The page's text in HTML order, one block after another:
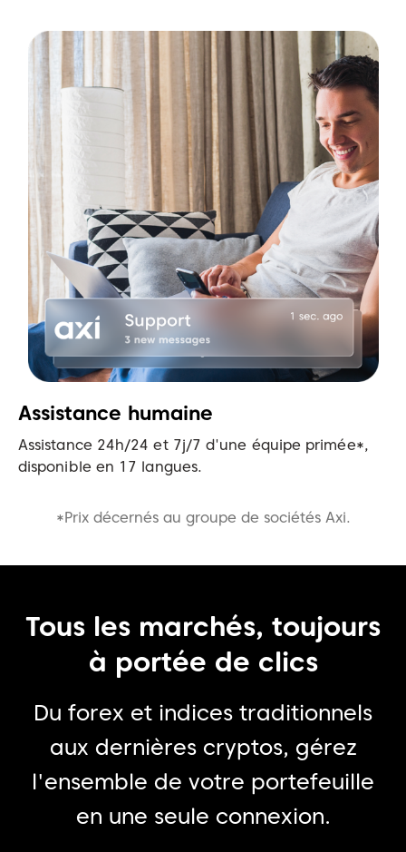
Assistance humaine
Assistance 24h/24 et 7j/7 d'une équipe primée*,
disponible en 17 langues.
*Prix décernés au groupe de sociétés Axi.
Tous les marchés, toujours
à portée de clics
Du forex et indices traditionnels
aux dernières cryptos, gérez
l'ensemble de votre portefeuille
en une seule connexion.